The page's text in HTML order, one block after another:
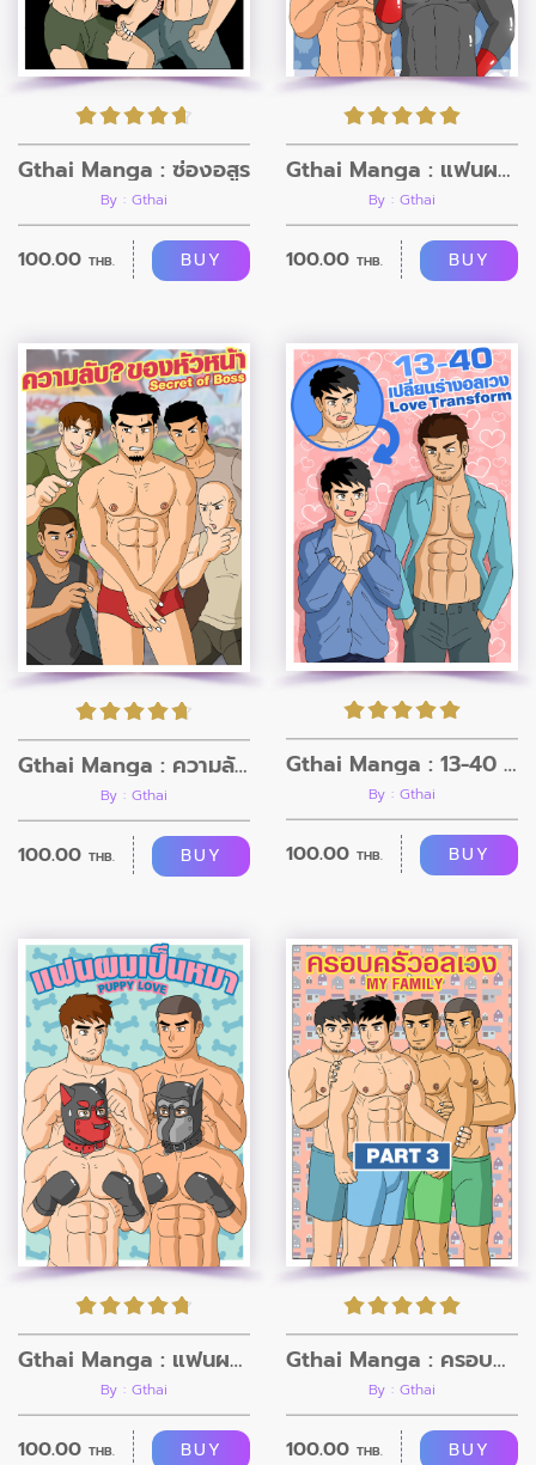
Gthai Manga : ซ่องอสูร
By : Gthai
100.00 THB. BUY
Gthai Manga : แฟนผมเป็นมนุษย์ยาง
By : Gthai
100.00 THB. BUY
Gthai Manga : ความลับของหัวหน้า
By : Gthai
100.00 THB. BUY
Gthai Manga : 13-40 เปลี่ยนร่างอลเวง
By : Gthai
100.00 THB. BUY
Gthai Manga : แฟนผมเป็นหมา
By : Gthai
100.00 THB. BUY
Gthai Manga : ครอบครัวอลเวง ภาค 3
By : Gthai
100.00 THB. BUY